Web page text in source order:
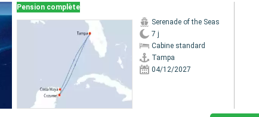
Pension complète
Serenade of the Seas
7 j
Cabine standard
Tampa
04/12/2027